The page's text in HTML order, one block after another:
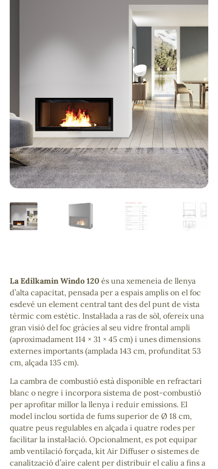
La Edilkamin Windo 120 és una xemeneia de llenya
d’alta capacitat, pensada per a espais amplis on el foc
esdevé un element central tant des del punt de vista
tèrmic com estètic. Instal·lada a ras de sòl, ofereix una
gran visió del foc gràcies al seu vidre frontal ampli
(aproximadament 114 × 31 × 45 cm) i unes dimensions
externes importants (amplada 143 cm, profunditat 53
cm, alçada 135 cm).
La cambra de combustió està disponible en refractari
blanc o negre i incorpora sistema de post-combustió
per aprofitar millor la llenya i reduir emissions. El
model inclou sortida de fums superior de Ø 18 cm,
quatre peus regulables en alçada i quatre rodes per
facilitar la instal·lació. Opcionalment, es pot equipar
amb ventilació forçada, kit Air Diffuser o sistemes de
canalització d’aire calent per distribuir el caliu a fins a